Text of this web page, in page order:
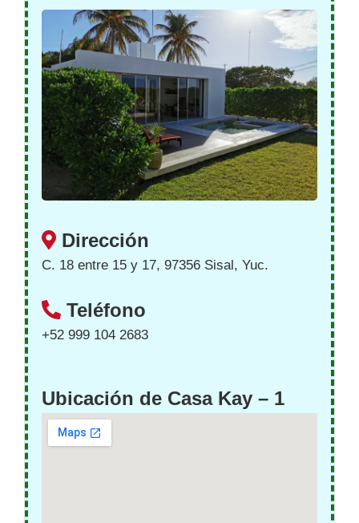
Dirección
C. 18 entre 15 y 17, 97356 Sisal, Yuc.
Teléfono
+52 999 104 2683
Ubicación de Casa Kay – 1